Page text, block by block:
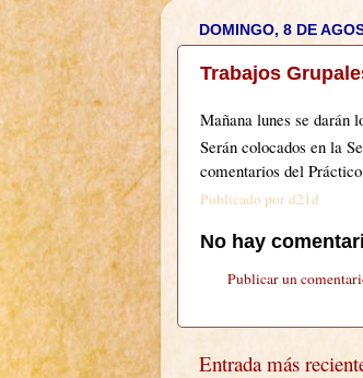
DOMINGO, 8 DE
Trabajos
Mañana lunes se darán
Serán colocados en la
comentarios del
Publicado pord21d
No hay
Publicar un
Entrada más